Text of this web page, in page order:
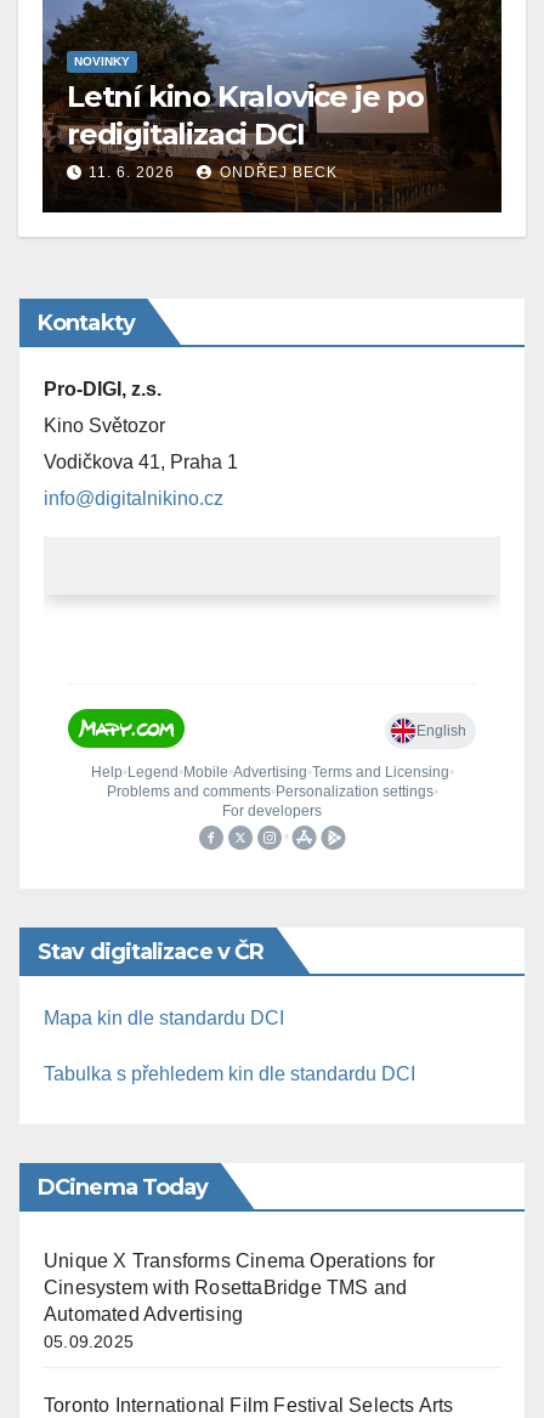
NOVINKY
Letní kino Kralovice je po
redigitalizaci DCI
11. 6. 2026 ONDŘEJ BECK
Kontakty
Pro-DIGI, z.s.
Kino Světozor
Vodičkova 41, Praha 1
info@digitalnikino.cz
Stav digitalizace v ČR
Mapa kin dle standardu DCI
Tabulka s přehledem kin dle standardu DCI
DCinema Today
Unique X Transforms Cinema Operations for
Cinesystem with RosettaBridge TMS and
Automated Advertising
05.09.2025
Toronto International Film Festival Selects Arts